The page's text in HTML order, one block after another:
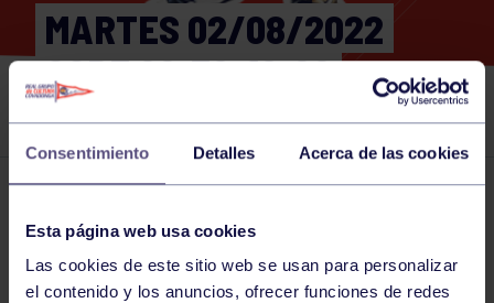
Consentimiento Detalles Acerca de las cookies
Esta página web usa cookies
Las cookies de este sitio web se usan para personalizar
el contenido y los anuncios, ofrecer funciones de redes
MARTES 02/08/2022
CORE 09:30-10:00
GIMNASIO